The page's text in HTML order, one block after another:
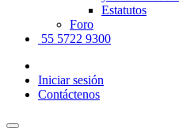
Estatutos
Foro
55 5722 9300
Iniciar sesión
Contáctenos